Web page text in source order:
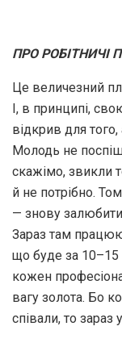
ПРО РОБІТНИЧІ
Це величезний
І, в принципі,
відкрив для
Молодь не
скажімо, звикли
й не потрібно.
— знову
Зараз там
що буде за 10–15
кожен
вагу золота. Бо
співали, то зараз